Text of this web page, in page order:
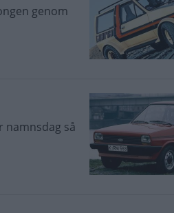
genom
namnsdag så